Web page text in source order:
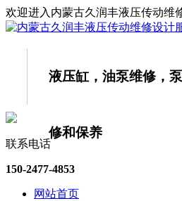
欢迎进入内蒙古久润丰液压传动维
液压缸，油泵维修，
修和保养
联系电话
150-2477-4853
网站首页